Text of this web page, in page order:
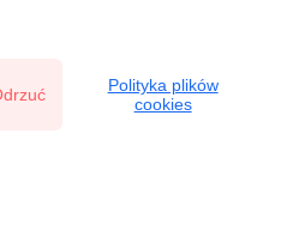
Polityka plików
cookies